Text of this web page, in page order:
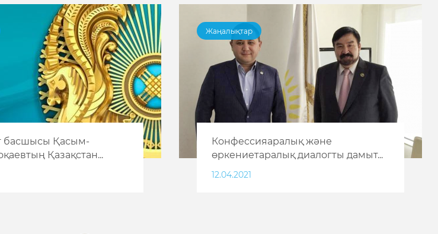
басшысы Қасым-
Қазақстан...
Жаңалықтар
Конфессияаралық және
өркениетаралық диалогты дамыт...
12.04.2021